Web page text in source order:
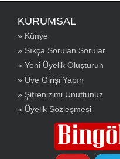
KURUMSAL
» Künye
» Sıkça Sorulan Sorular
» Yeni Üyelik Oluşturun
» Üye Girişi Yapın
» Şifrenizimi Unuttunuz
» Üyelik Sözleşmesi